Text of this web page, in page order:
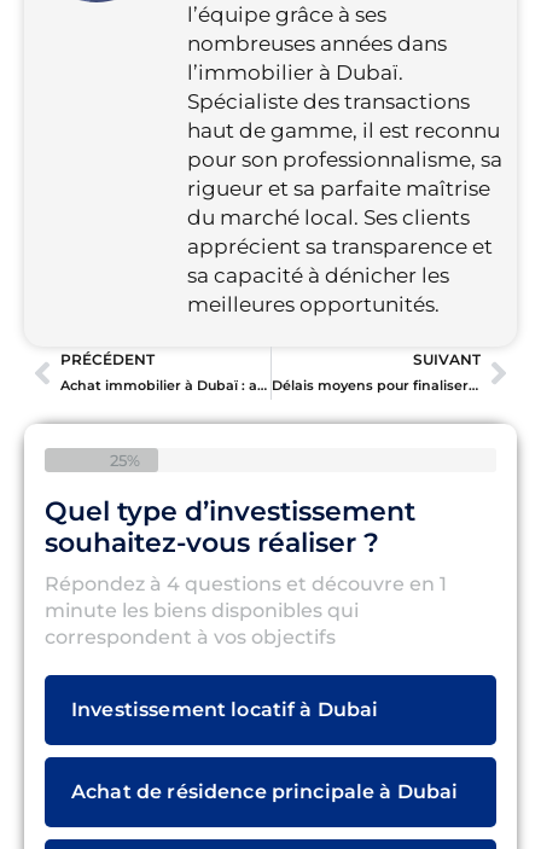
l’équipe grâce à ses
nombreuses années dans
l’immobilier à Dubaï.
Spécialiste des transactions
haut de gamme, il est reconnu
pour son professionnalisme, sa
rigueur et sa parfaite maîtrise
du marché local. Ses clients
apprécient sa transparence et
sa capacité à dénicher les
meilleures opportunités.
PRÉCÉDENT
Achat immobilier à Dubaï : achat via société ou en nom propre, que choisir ?
SUIVANT
Délais moyens pour finaliser une transaction immobilière à Dubaï
25%
Quel type d’investissement
souhaitez-vous réaliser ?
Répondez à 4 questions et découvre en 1
minute les biens disponibles qui
correspondent à vos objectifs
Investissement locatif à Dubai
Achat de résidence principale à Dubai